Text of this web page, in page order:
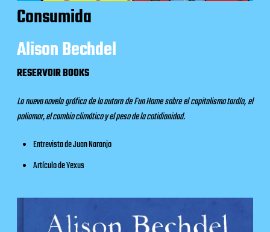
Consumida
Alison Bechdel
RESERVOIR BOOKS
La nueva novela gráfica de la autora de Fun Home sobre el capitalismo tardío, el
poliamor, el cambio climático y el peso de la cotidianidad.
Entrevistade Juan Naranjo
Artículode Yexus